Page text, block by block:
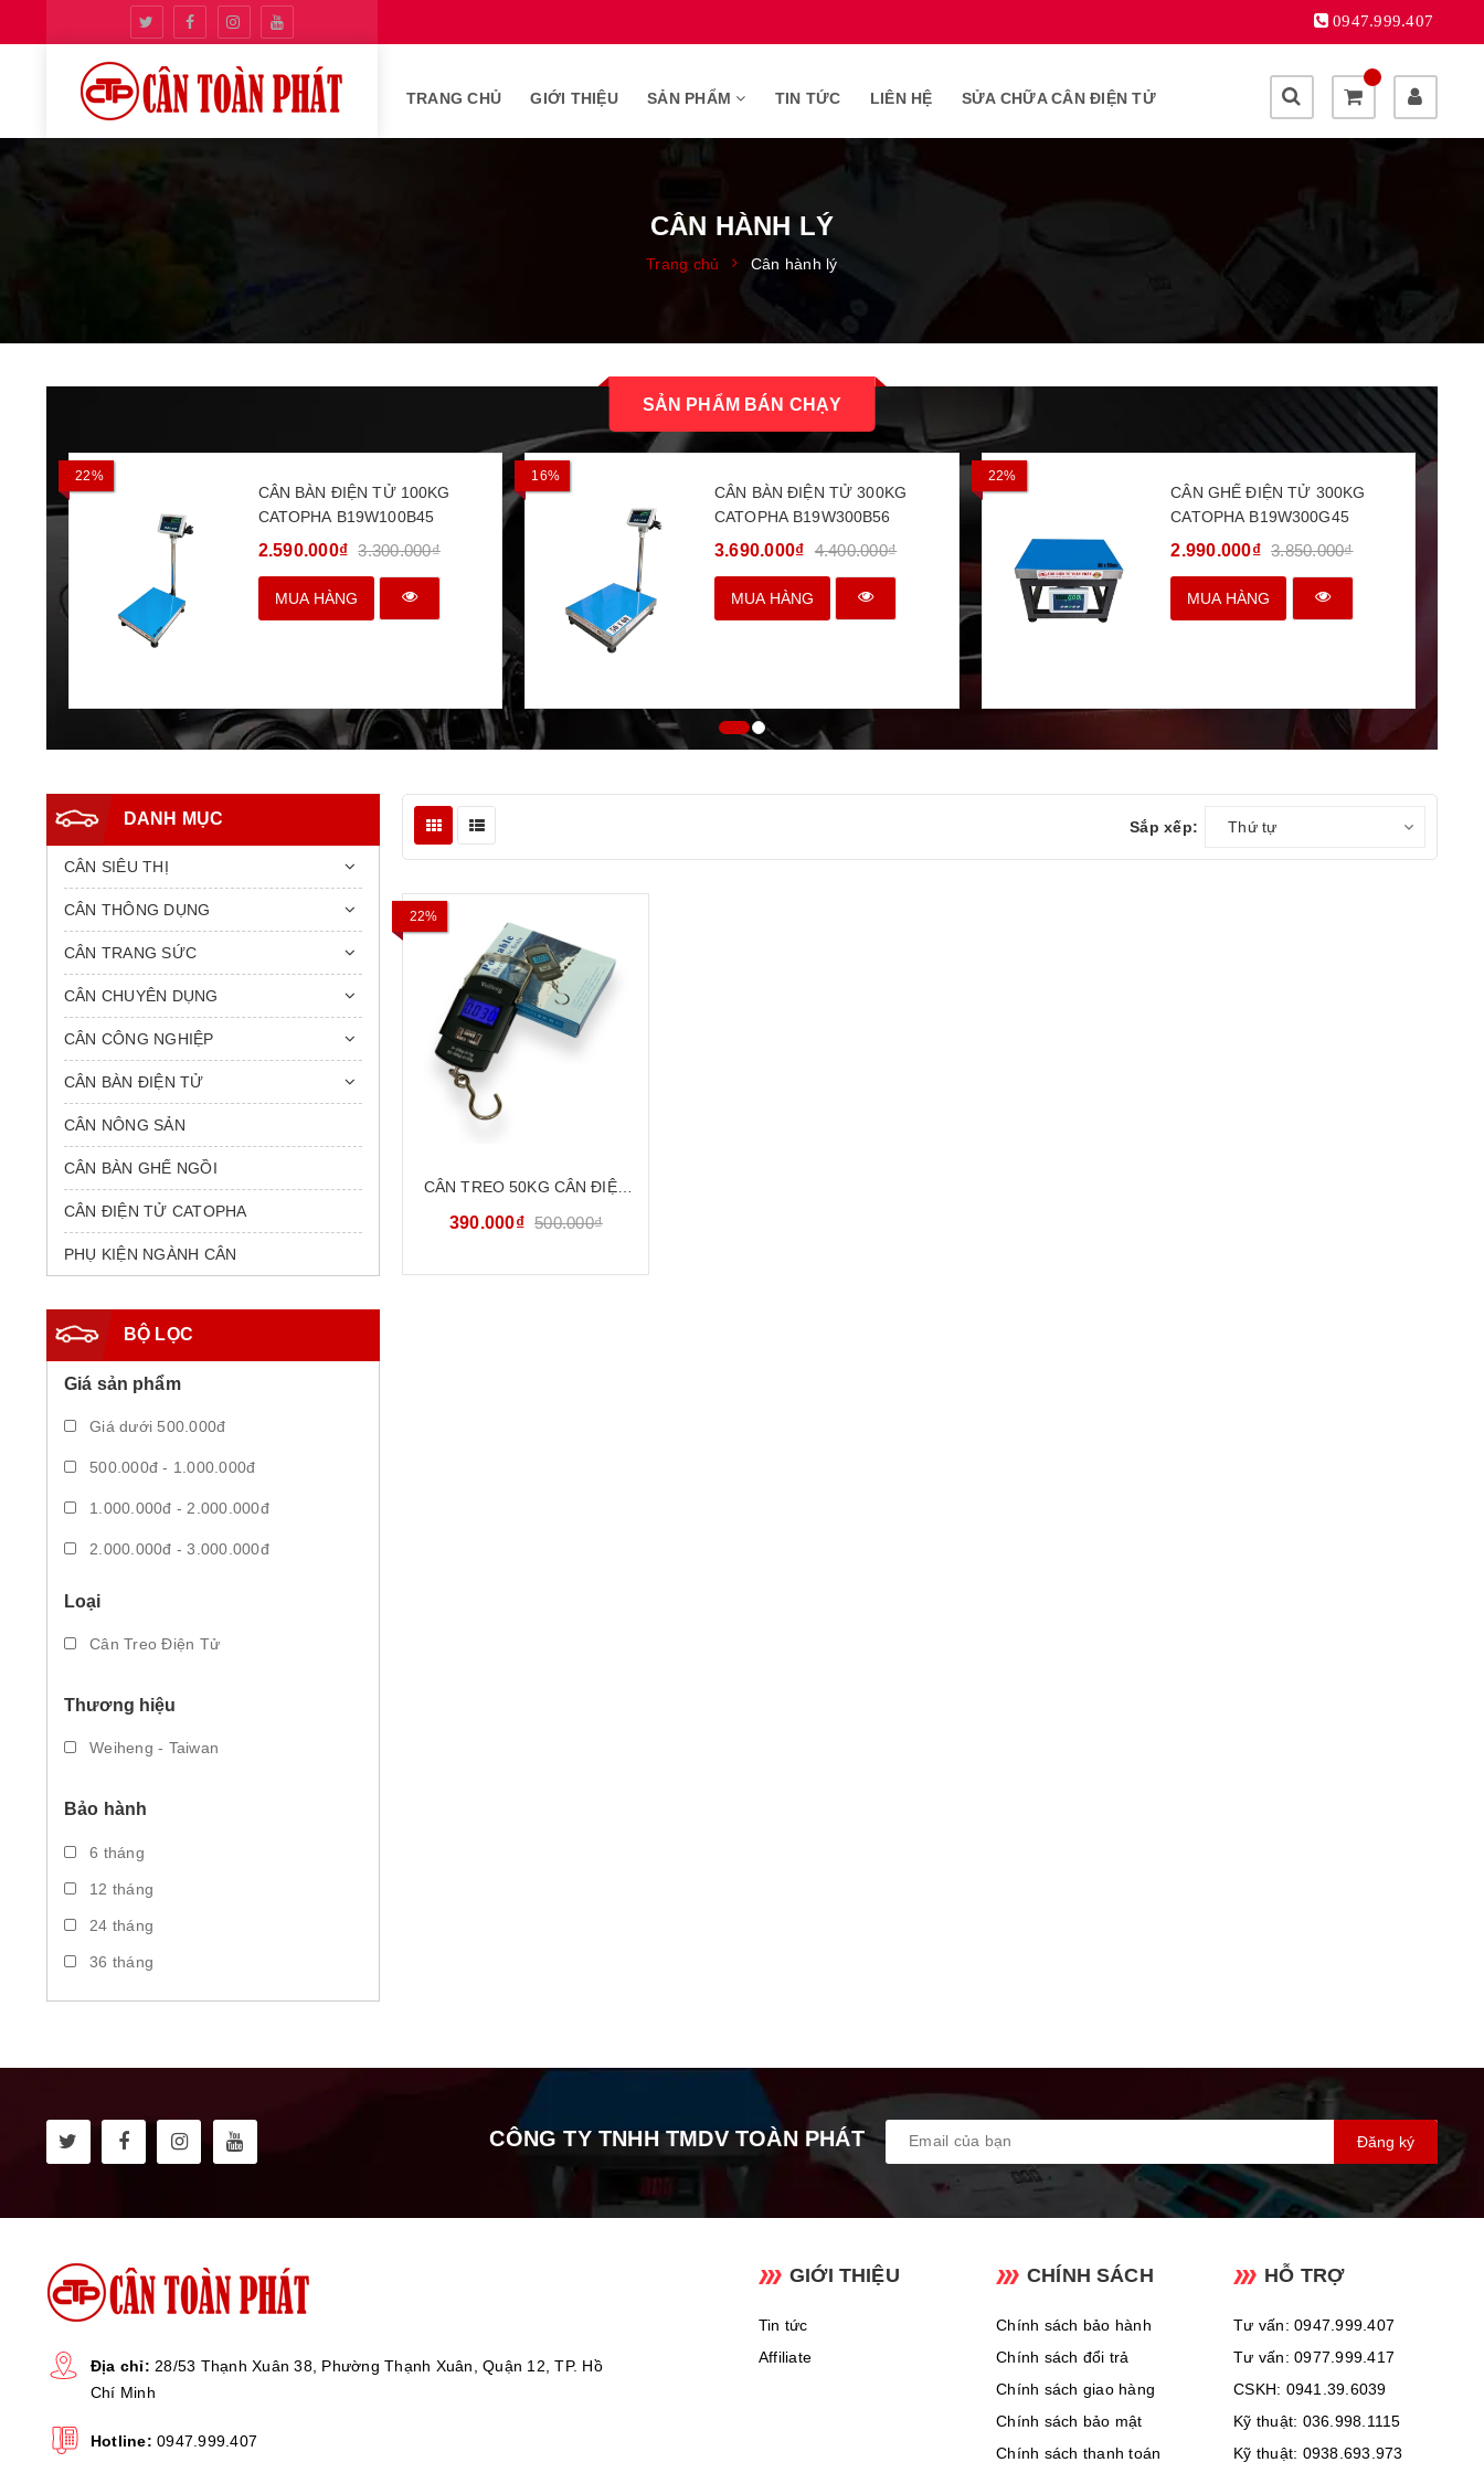
0947.999.407
TRANG CHỦ GIỚI THIỆU SẢN PHẨM TIN TỨC LIÊN HỆ SỬA CHỮA CÂN ĐIỆN TỬ
CÂN HÀNH LÝ
Trang chủ Cân hành lý
SẢN PHẨM BÁN CHẠY
22%
CÂN BÀN ĐIỆN TỬ 100KG
CATOPHA B19W100B45
2.590.000₫ 3.300.000₫
MUA HÀNG
16%
CÂN BÀN ĐIỆN TỬ 300KG
CATOPHA B19W300B56
3.690.000₫ 4.400.000₫
MUA HÀNG
22%
CÂN GHẾ ĐIỆN TỬ 300KG
CATOPHA B19W300G45
2.990.000₫ 3.850.000₫
MUA HÀNG
Sắp xếp: Thứ tự
22%
CÂN TREO 50KG CÂN ĐIỆN
390.000₫ 500.000₫
DANH MỤC
CÂN SIÊU THỊ
CÂN THÔNG DỤNG
CÂN TRANG SỨC
CÂN CHUYÊN DỤNG
CÂN CÔNG NGHIỆP
CÂN BÀN ĐIỆN TỬ
CÂN NÔNG SẢN
CÂN BÀN GHẾ NGỒI
CÂN ĐIỆN TỬ CATOPHA
PHỤ KIỆN NGÀNH CÂN
BỘ LỌC
Giá sản phẩm
Giá dưới 500.000đ
500.000đ - 1.000.000đ
1.000.000đ - 2.000.000đ
2.000.000đ - 3.000.000đ
Loại
Cân Treo Điện Tử
Thương hiệu
Weiheng - Taiwan
Bảo hành
6 tháng
12 tháng
24 tháng
36 tháng
CÔNG TY TNHH TMDV TOÀN PHÁT Đăng ký
Địa chỉ: 28/53 Thạnh Xuân 38, Phường Thạnh Xuân, Quận 12, TP. Hồ
Chí Minh
Hotline: 0947.999.407
GIỚI THIỆU
Tin tức
Affiliate
CHÍNH SÁCH
Chính sách bảo hành
Chính sách đổi trả
Chính sách giao hàng
Chính sách bảo mật
Chính sách thanh toán
HỖ TRỢ
Tư vấn: 0947.999.407
Tư vấn: 0977.999.417
CSKH: 0941.39.6039
Kỹ thuật: 036.998.1115
Kỹ thuật: 0938.693.973